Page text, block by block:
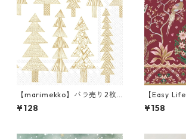
【marimekko】バラ売り2枚
ランチサイズ ペーパーナプキ
ン KUUSIKOSSA ホワイトxゴ
¥128
【Easy
ンチサイズ
Ecletic
¥158